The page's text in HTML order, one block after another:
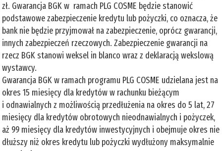
zł. Gwarancja BGK w ramach PLG COSME będzie stanowić
podstawowe zabezpieczenie kredytu lub pożyczki, co oznacza, że
bank nie będzie przyjmował na zabezpieczenie, oprócz gwarancji,
innych zabezpieczeń rzeczowych. Zabezpieczenie gwarancji na
rzecz BGK stanowi weksel in blanco wraz z deklaracją wekslową
wystawcy.
Gwarancja BGK w ramach programu PLG COSME udzielana jest na
okres 15 miesięcy dla kredytów w rachunku bieżącym
i odnawialnych z możliwością przedłużenia na okres do 5 lat, 27
miesięcy dla kredytów obrotowych nieodnawialnych i pożyczek,
aż 99 miesięcy dla kredytów inwestycyjnych i obejmuje okres nie
dłuższy niż okres kredytu lub pożyczki wydłużony maksymalnie